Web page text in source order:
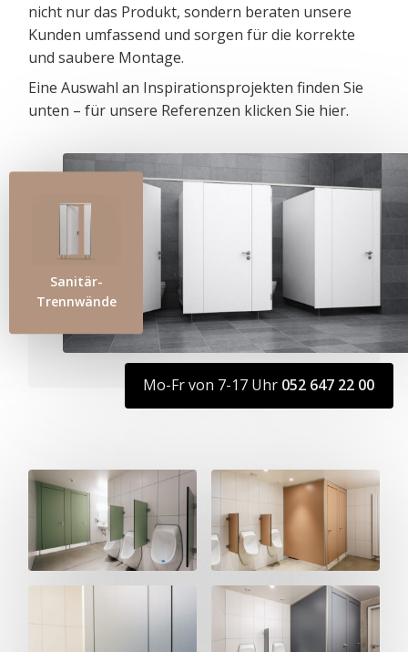
nicht nur das Produkt, sondern beraten unsere
Kunden umfassend und sorgen für die korrekte
und saubere Montage.
Eine Auswahl an Inspirationsprojekten finden Sie
unten – für unsere Referenzen klicken Sie hier.
Sanitär-
Trennwände
Mo-Fr von 7-17 Uhr 052 647 22 00